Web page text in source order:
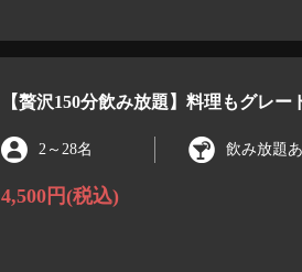
【贅沢150分飲み放題】料理もグレ
2 ～ 28名 飲み放題
4,500円(税込)